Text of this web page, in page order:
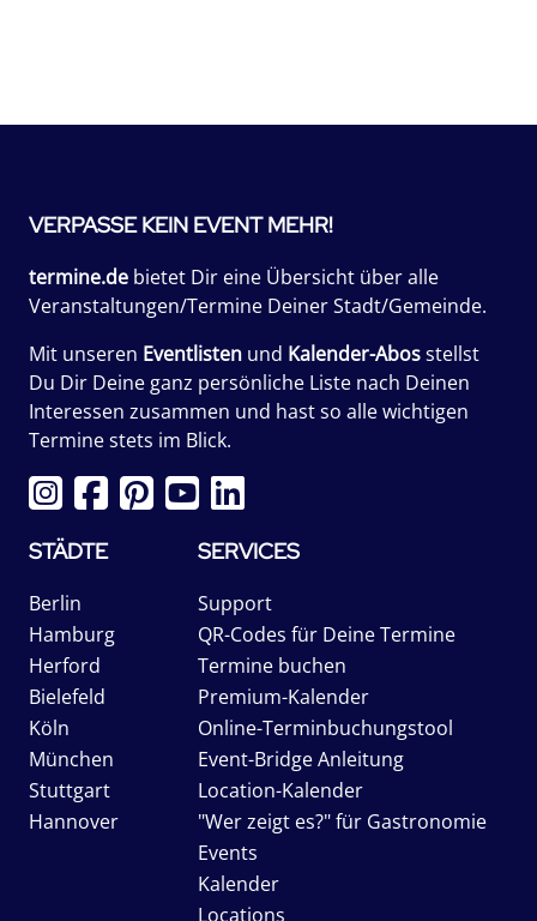
VERPASSE KEIN EVENT MEHR!
termine.de bietet Dir eine Übersicht über alle
Veranstaltungen/Termine Deiner Stadt/Gemeinde.
Mit unseren Eventlisten und Kalender-Abosstellst
Du Dir Deine ganz persönliche Liste nach Deinen
Interessen zusammen und hast so alle wichtigen
Termine stets im Blick.
STÄDTE
Berlin
Hamburg
Herford
Bielefeld
Köln
München
Stuttgart
Hannover
SERVICES
Support
QR-Codes für Deine Termine
Termine buchen
Premium-Kalender
Online-Terminbuchungstool
Event-Bridge Anleitung
Location-Kalender
"Wer zeigt es?" für Gastronomie
Events
Kalender
Locations